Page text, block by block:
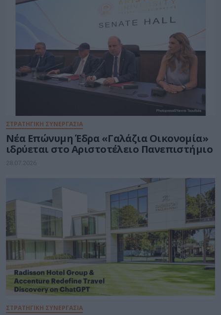
ΣΤΡΑΤΗΓΙΚΗ ΣΥΝΕΡΓΑΣΙΑ
Νέα Επώνυμη Έδρα «Γαλάζια Οικονομία»
ιδρύεται στο Αριστοτέλειο Πανεπιστήμιο
28.07.2026
ΣΤΡΑΤΗΓΙΚΗ ΣΥΝΕΡΓΑΣΙΑ